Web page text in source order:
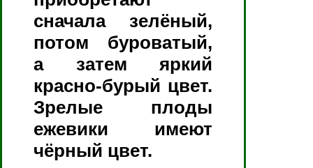
сначала зелёный,
потом буроватый,
а затем яркий
красно-бурый цвет.
Зрелые плоды
ежевики имеют
чёрный цвет.